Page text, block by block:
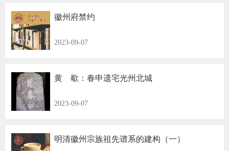
徽州府禁约
2023-09-07
黄 歇：春申遗宅光州北城
2023-09-07
明清徽州宗族祖先谱系的建构（一）